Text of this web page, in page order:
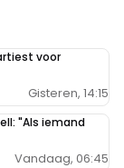
voor
Gisteren, 14:15
"Als iemand
Vandaag, 06:45